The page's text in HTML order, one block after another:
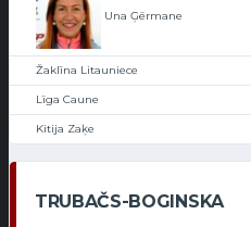
Una Ģērmane
Žaklīna Litauniece
Līga Caune
Kitija Zaķe
TRUBAČS-BOGINSKA